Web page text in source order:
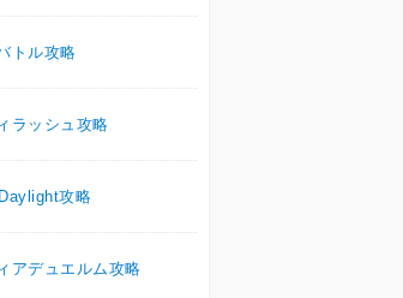
トル攻略
ラッシュ攻略
攻略
アデュエルム攻略